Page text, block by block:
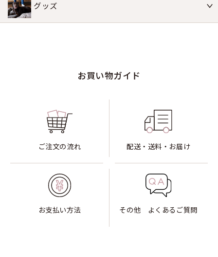
グッズ
お買い物ガイド
ご注文の流れ 配送・送料・お届け
お支払い方法 その他 よくあるご質問